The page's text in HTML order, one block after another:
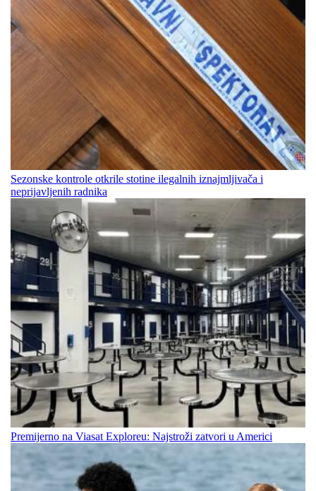
Sezonske kontrole otkrile stotine ilegalnih iznajmljivača i
neprijavljenih radnika
Premijerno na Viasat Exploreu: Najstroži zatvori u Americi